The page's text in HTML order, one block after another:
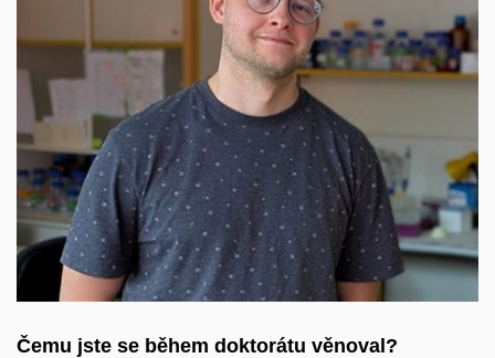
Čemu jste se během doktorátu věnoval?